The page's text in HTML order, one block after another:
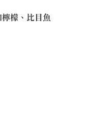
檬、比目魚